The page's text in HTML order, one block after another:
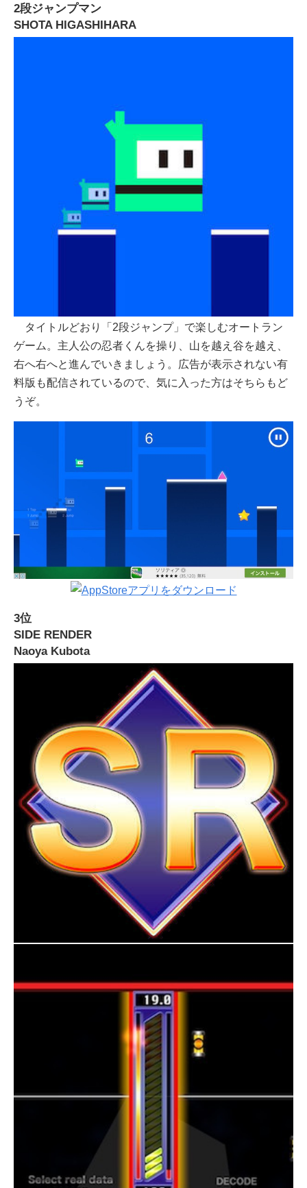
2段ジャンプマン
SHOTA HIGASHIHARA
タイトルどおり「2段ジャンプ」で楽しむオートラン
ゲーム。主人公の忍者くんを操り、山を越え谷を越え、
右へ右へと進んでいきましょう。広告が表示されない有
料版も配信されているので、気に入った方はそちらもど
うぞ。
3位
SIDE RENDER
Naoya Kubota